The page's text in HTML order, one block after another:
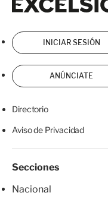
INICIAR SESIÓN
ANÚNCIATE
Directorio
Aviso de Privacidad
Secciones
Nacional